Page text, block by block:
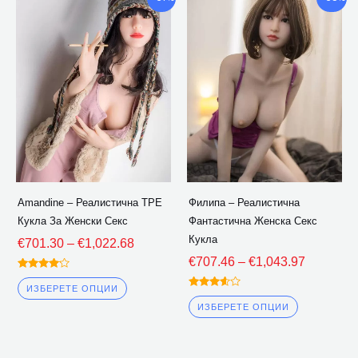
Amandine – Реалистична TPE
Кукла За Женски Секс
€701.30 – €1,022.68
диапазон:
€701.30
през
€1,022.68
Оценено
4.00
извън 5
ИЗБЕРЕТЕ ОПЦИИ
продукт
има
множество
варианти.
Опциите
могат
да
бъдат
страницата
Филипа – Реалистична
Фантастична Женска Секс
Кукла
€707.46 – €1,043.97
€707.46
през
Оценено
3.50
извън 5
ИЗБЕРЕТЕ ОПЦИИ
продукт
има
множество
варианти.
да
бъдат
на
на